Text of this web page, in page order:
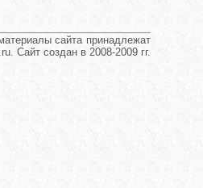
сайта принадлежат
Сайт создан в 2008-2009 гг.